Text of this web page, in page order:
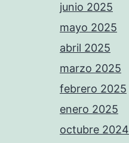
junio 2025
mayo 2025
abril 2025
marzo 2025
febrero 2025
enero 2025
octubre 2024